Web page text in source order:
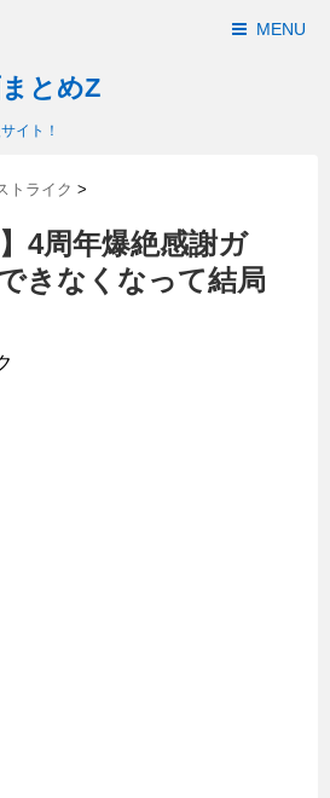
MENU
とめZ
イト！
トライク >
4周年爆絶感謝ガ
きなくなって結局